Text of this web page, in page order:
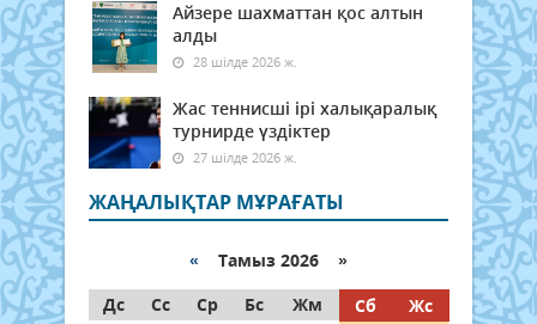
Айзере шахматтан қос алтын
алды
28 шілде 2026 ж.
Жас теннисші ірі халықаралық
турнирде үздіктер
27 шілде 2026 ж.
ЖАҢАЛЫҚТАР МҰРАҒАТЫ
« Тамыз 2026 »
Дс
Сс Ср Бс Жм Сб
Жс